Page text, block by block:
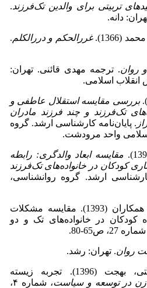
تربیتی برای والدین تک‌فرزند.
دانه.
(1366). غررالحکم و دررالکلم.
روان. ترجمه مهدی قائنی. تهران:
انقلاب اسلامی.
بررسی مقایسه استقلال عاطفی و
تک‌فرزند و چند فرزند مادران
. پایان‌نامه کارشناسی ارشد. گروه
واحد مرودشت.
مقایسه ابعاد والدگری: رابطه
کودکان در خانواده‌های تک‌فرزند
ارشد. گروه روانشناسی،
ساطوریان، سید عباس و همکاران (1393). مقایسه مشکلات
در خانواده‌های تک و دو
27، ص65-80.
روان. تهران: رشد.
شجاعی، جواد؛ یزدخواستی، بهجت (1396). تجربه زیسته
زن در توسعه و سیاست
، شماره ۴،